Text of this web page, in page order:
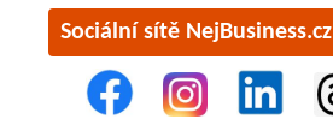
Sociální sítě NejBusiness.cz